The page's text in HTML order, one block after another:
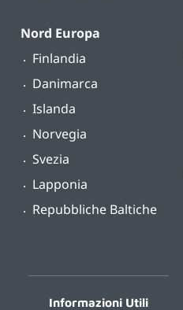
Nord Europa
Finlandia
Danimarca
Islanda
Norvegia
Svezia
Lapponia
Repubbliche Baltiche
Informazioni Utili